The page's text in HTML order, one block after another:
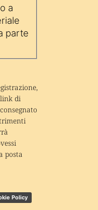
a
parte
di
posta
Policy